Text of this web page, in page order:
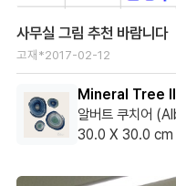
사무실 그림 추천 바람니다
고재*2017-02-12
Mineral Tree II
30.0 X 30.0 cm